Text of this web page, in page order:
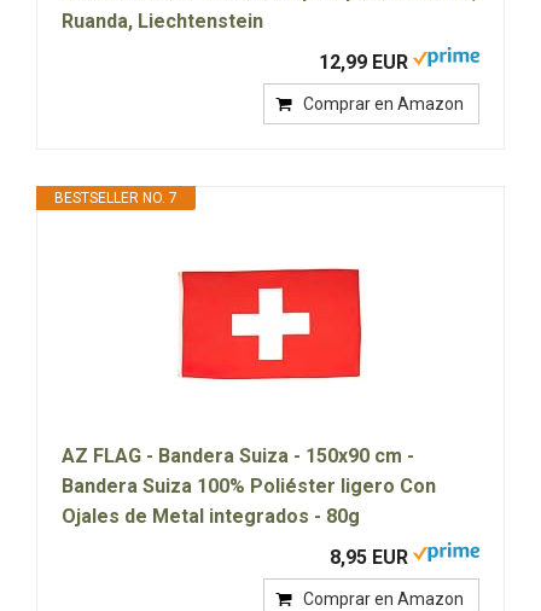
Ruanda, Liechtenstein
12,99 EUR
Comprar en Amazon
BESTSELLER NO. 7
AZ FLAG - Bandera Suiza - 150x90 cm -
Bandera Suiza 100% Poliéster ligero Con
Ojales de Metal integrados - 80g
8,95 EUR
Comprar en Amazon